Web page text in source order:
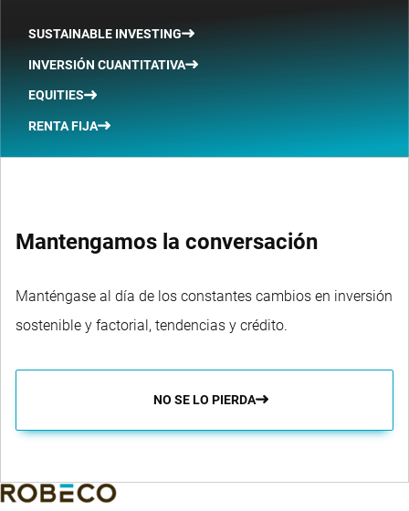
SUSTAINABLE INVESTING
INVERSIÓN CUANTITATIVA
EQUITIES
RENTA FIJA
Mantengamos la conversación
Manténgase al día de los constantes cambios en inversión
sostenible y factorial, tendencias y crédito.
NO SE LO PIERDA